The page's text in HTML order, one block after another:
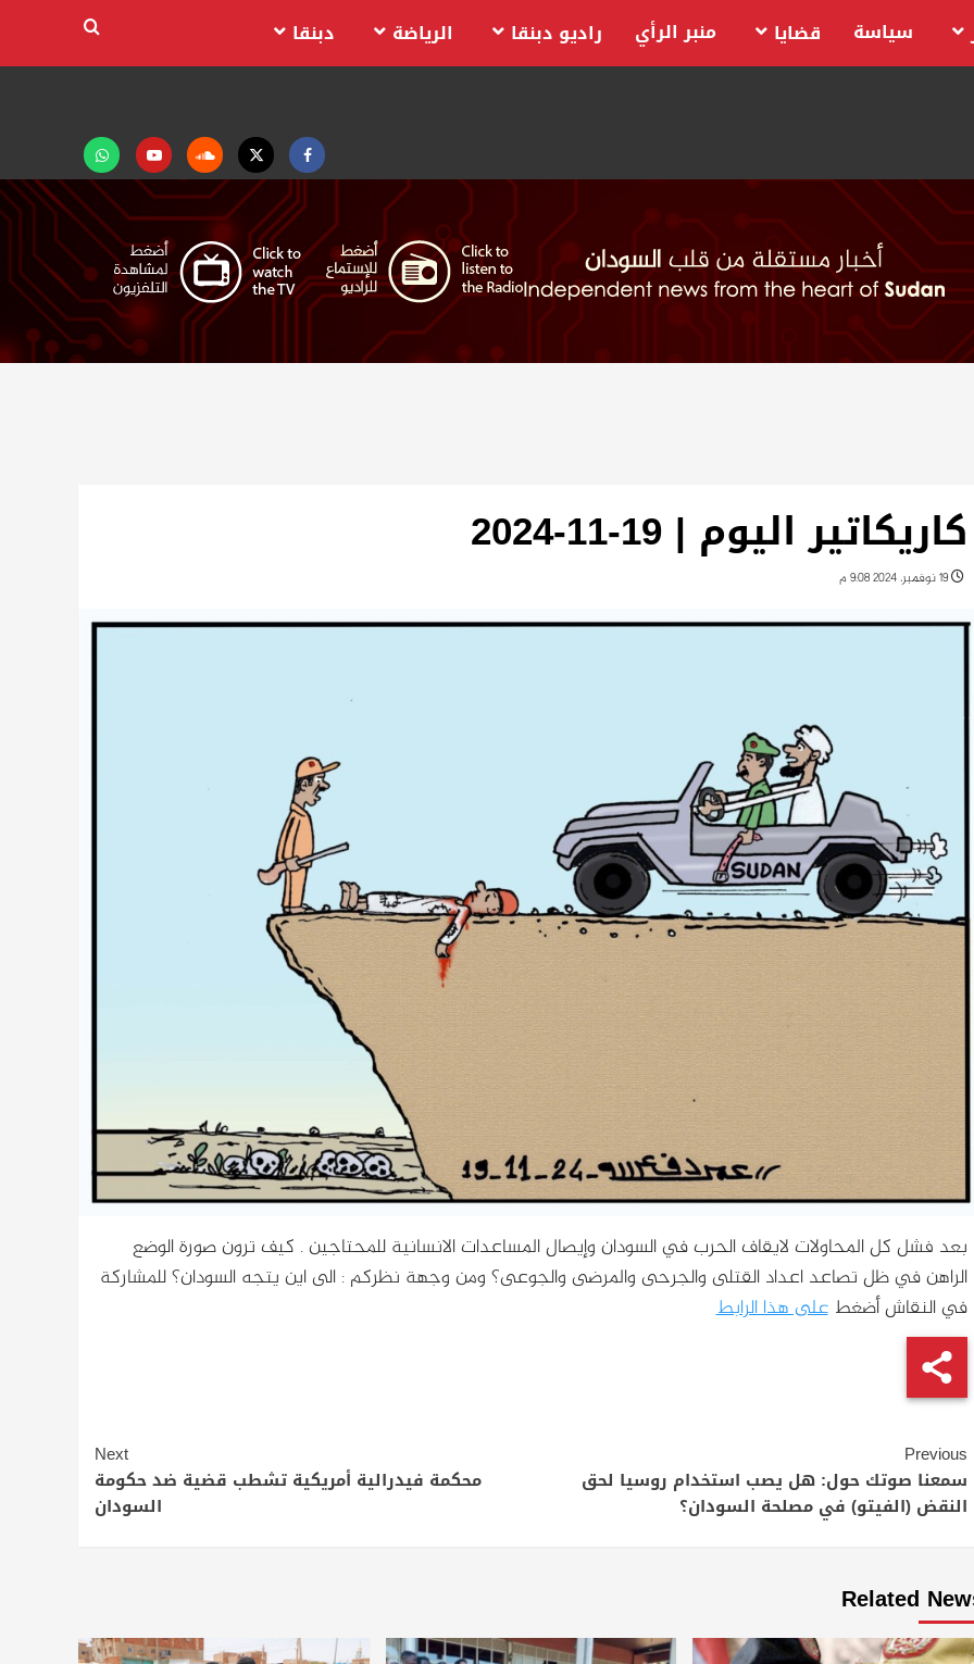
Facebook
Twitter
Soundcloud
Youtubeتابعنا
على
واتساب
سياسة قضايا منبر الرأي راديو دبنقا الرياضة دبنقا
كاريكاتير اليوم | 19-11-2024
19 نوفمبر، 2024 9:08 م
بعد فشل كل المحاولات لايقاف الحرب في السودان وإيصال المساعدات الانسانية للمحتاجين . كيف ترون صورة الوضع
الراهن في ظل تصاعد اعداد القتلى والجرحى والمرضى والجوعى؟ ومن وجهة نظركم : الى اين يتجه السودان؟ للمشاركة
في النقاش أضغطعلى هذا الرابط
Continue
Reading
Previous
سمعنا صوتك حول: هل يصب استخدام روسيا لحق
النقض (الفيتو) في مصلحة السودان؟
Next
محكمة فيدرالية أمريكية تشطب قضية ضد حكومة
السودان
Related